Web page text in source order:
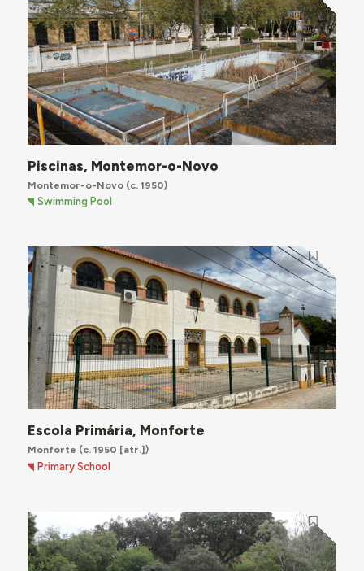
Piscinas, Montemor-o-Novo
Montemor-o-Novo(c. 1950)
Swimming Pool
Escola Primária, Monforte
Monforte (c. 1950 [atr.])
Primary School